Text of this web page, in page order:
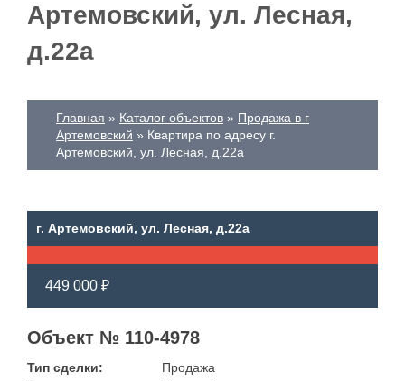
Артемовский, ул. Лесная,
д.22а
Главная Каталог объектов
Продажа в г
Артемовский
Квартира по адресу г.
Артемовский, ул. Лесная, д.22а
г. Артемовский, ул. Лесная, д.22а
449 000 ₽
Объект № 110-4978
Тип сделки:
Продажа